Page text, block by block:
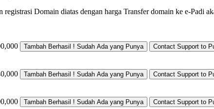
registrasi Domain diatas dengan harga Transfer domain ke e-Padi
Tambah Berhasil ! Sudah Ada yang Punya Contact Support to
Tambah Berhasil ! Sudah Ada yang Punya Contact Support to
Tambah Berhasil ! Sudah Ada yang Punya Contact Support to